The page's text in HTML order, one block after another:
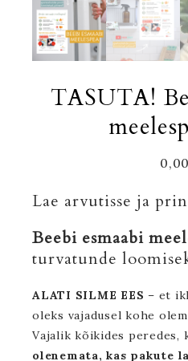
TASUTA!
Lae arvutisse ja
Beebi esmaabi
turvatunde
ALATI SILME EES – et
oleks vajadusel kohe
Vajalik kõikides peredes,
olenemata, kas pakute